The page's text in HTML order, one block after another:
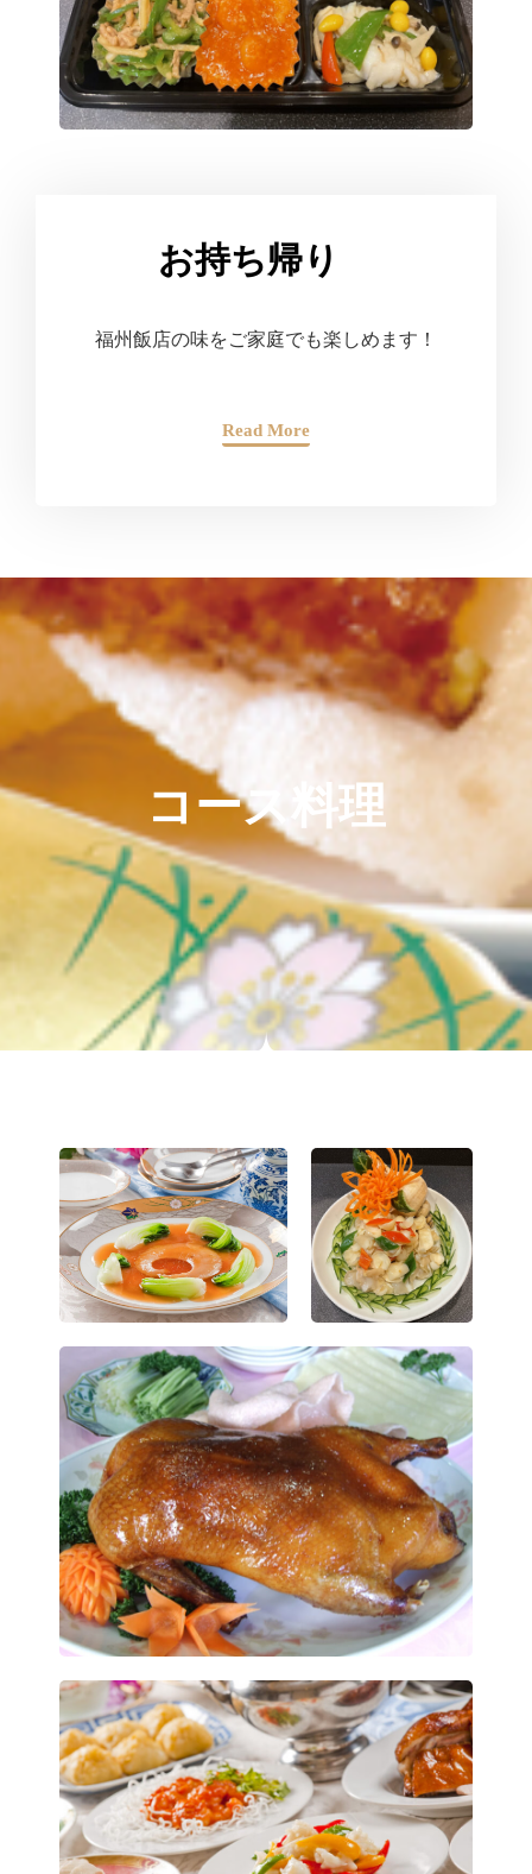
お持ち帰り
福州飯店の味をご家庭でも楽しめます！
Read More
コース料理